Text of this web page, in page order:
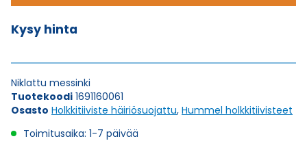
Kysy hinta
Niklattu messinki
Tuotekoodi 1691160061
Osasto Holkkitiiviste häiriösuojattu, Hummel holkkitiivisteet
Toimitusaika: 1-7 päivää